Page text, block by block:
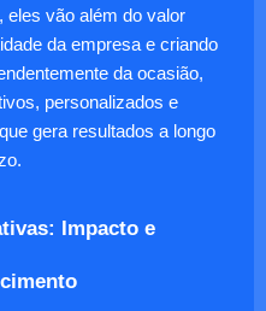
eles vão além do valor
da empresa e criando
da ocasião,
personalizados e
gera resultados a longo
Impacto e